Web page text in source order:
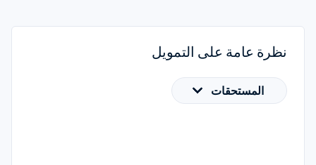
نظرة عامة على التمويل
المستحقات